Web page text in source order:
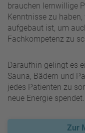
brauchen lernwillige
Kenntnisse zu
aufgebaut ist, um
Fachkompetenz zu
Daraufhin gelingt es
Sauna, Bädern und
jedes Patienten zu
neue Energie spendet.
Zur